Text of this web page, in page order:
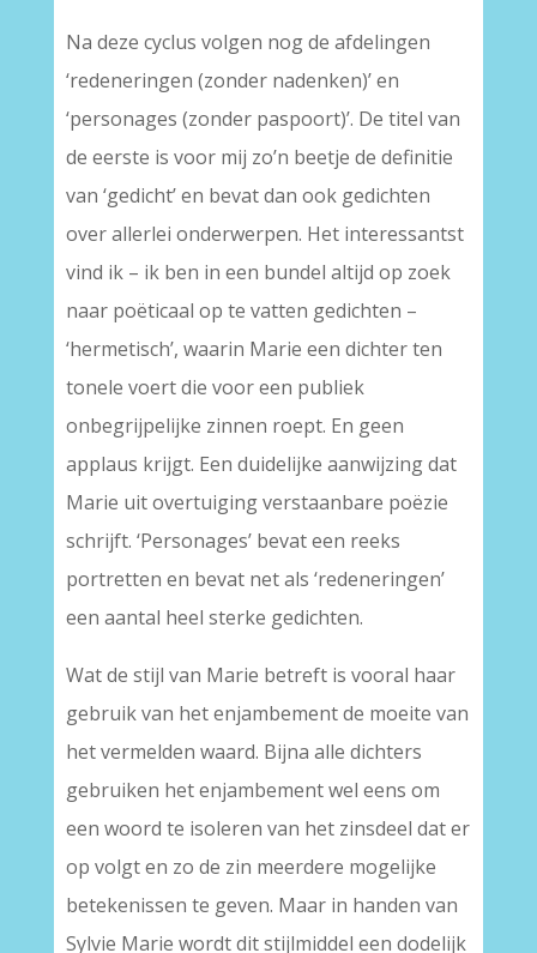
Na deze cyclus volgen nog de afdelingen
‘redeneringen (zonder nadenken)’ en
‘personages (zonder paspoort)’. De titel van
de eerste is voor mij zo’n beetje de definitie
van ‘gedicht’ en bevat dan ook gedichten
over allerlei onderwerpen. Het interessantst
vind ik – ik ben in een bundel altijd op zoek
naar poëticaal op te vatten gedichten –
‘hermetisch’, waarin Marie een dichter ten
tonele voert die voor een publiek
onbegrijpelijke zinnen roept. En geen
applaus krijgt. Een duidelijke aanwijzing dat
Marie uit overtuiging verstaanbare poëzie
schrijft. ‘Personages’ bevat een reeks
portretten en bevat net als ‘redeneringen’
een aantal heel sterke gedichten.
Wat de stijl van Marie betreft is vooral haar
gebruik van het enjambement de moeite van
het vermelden waard. Bijna alle dichters
gebruiken het enjambement wel eens om
een woord te isoleren van het zinsdeel dat er
op volgt en zo de zin meerdere mogelijke
betekenissen te geven. Maar in handen van
Sylvie Marie wordt dit stijlmiddel een dodelijk